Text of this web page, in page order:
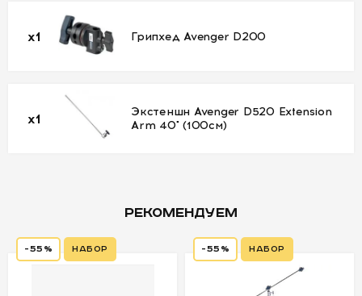
x1 Грипхед Avenger D200
x1
Экстеншн Avenger D520 Extension
Arm 40" (100см)
РЕКОМЕНДУЕМ
-55% Набор -55% Набор